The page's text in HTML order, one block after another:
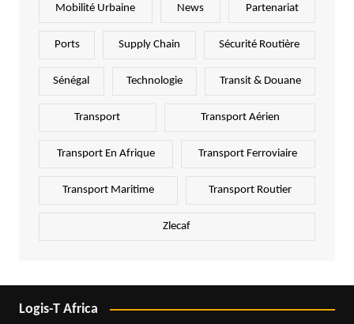
Mobilité Urbaine News Partenariat
Ports Supply Chain Sécurité Routière
Sénégal Technologie Transit & Douane
Transport Transport Aérien
Transport En Afrique Transport Ferroviaire
Transport Maritime Transport Routier
Zlecaf
Logis-T Africa